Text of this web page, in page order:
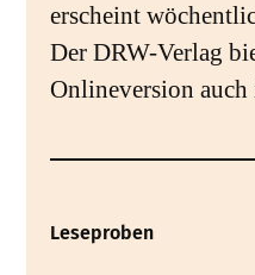
erscheint
Der DRW-Verlag
Onlineversion auch
Leseproben